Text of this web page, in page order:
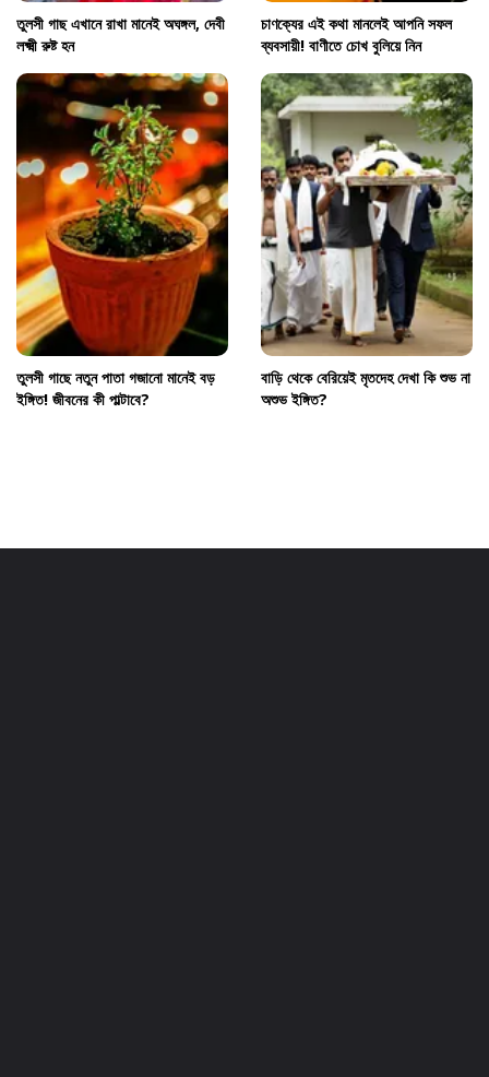
তুলসী গাছ এখানে রাখা মানেই অঘঙ্গল, দেবী
লক্ষ্মী রুষ্ট হন
চাণক্যের এই কথা মানলেই আপনি সফল
ব্যবসায়ী! বাণীতে চোখ বুলিয়ে নিন
তুলসী গাছে নতুন পাতা গজানো মানেই বড়
ইঙ্গিত! জীবনের কী পাল্টাবে?
বাড়ি থেকে বেরিয়েই মৃতদেহ দেখা কি শুভ না
অশুভ ইঙ্গিত?